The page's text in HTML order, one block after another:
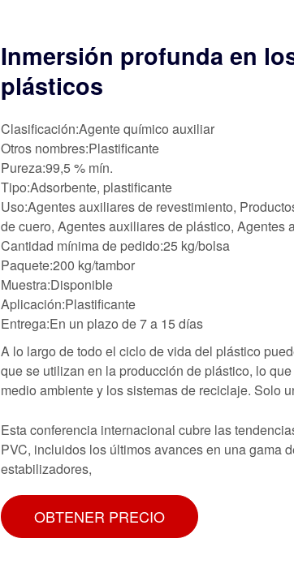
Inmersión profunda en
plásticos
Clasificación:Agente químico auxiliar
Otros nombres:Plastificante
Pureza:99,5 % mín.
Tipo:Adsorbente, plastificante
Uso:Agentes auxiliares de revestimiento,
de cuero, Agentes auxiliares de plástico, Agentes
Cantidad mínima de pedido:25 kg/bolsa
Paquete:200 kg/tambor
Muestra:Disponible
Aplicación:Plastificante
Entrega:En un plazo de 7 a 15 días
A lo largo de todo el ciclo de vida del plástico
que se utilizan en la producción de plástico, lo
medio ambiente y los sistemas de reciclaje. Solo
Esta conferencia internacional cubre las
PVC, incluidos los últimos avances en una gama
estabilizadores,
OBTENER PRECIO